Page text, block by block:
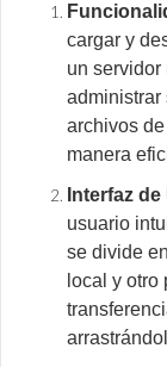
cargar y
un servidor
administrar
archivos
manera
Interfaz
usuario
se divide
local y otro